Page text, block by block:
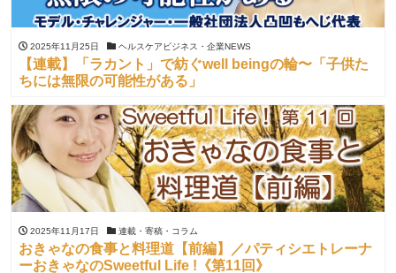
2025年11月25日 ヘルスケアビジネス・企業NEWS
【連載】「ラカント」で紡ぐwell beingの輪〜「子供た
ちには無限の可能性がある」
2025年11月17日 連載・寄稿・コラム
おきゃなの食事と料理道【前編】／パティシエトレーナ
ーおきゃなのSweetful Life !《第11回》